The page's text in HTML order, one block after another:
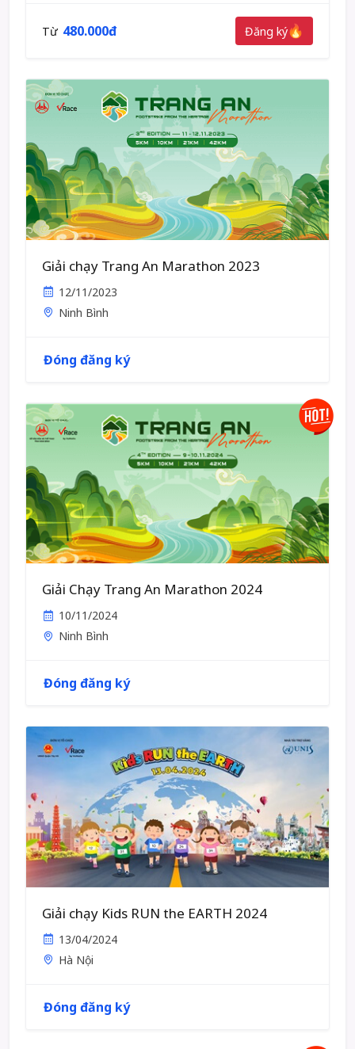
Từ 480.000đ Đăng ký
Giải chạy Trang An Marathon 2023
12/11/2023
Ninh Bình
Đóng đăng ký
Giải Chạy Trang An Marathon 2024
10/11/2024
Ninh Bình
Đóng đăng ký
Giải chạy Kids RUN the EARTH 2024
13/04/2024
Hà Nội
Đóng đăng ký